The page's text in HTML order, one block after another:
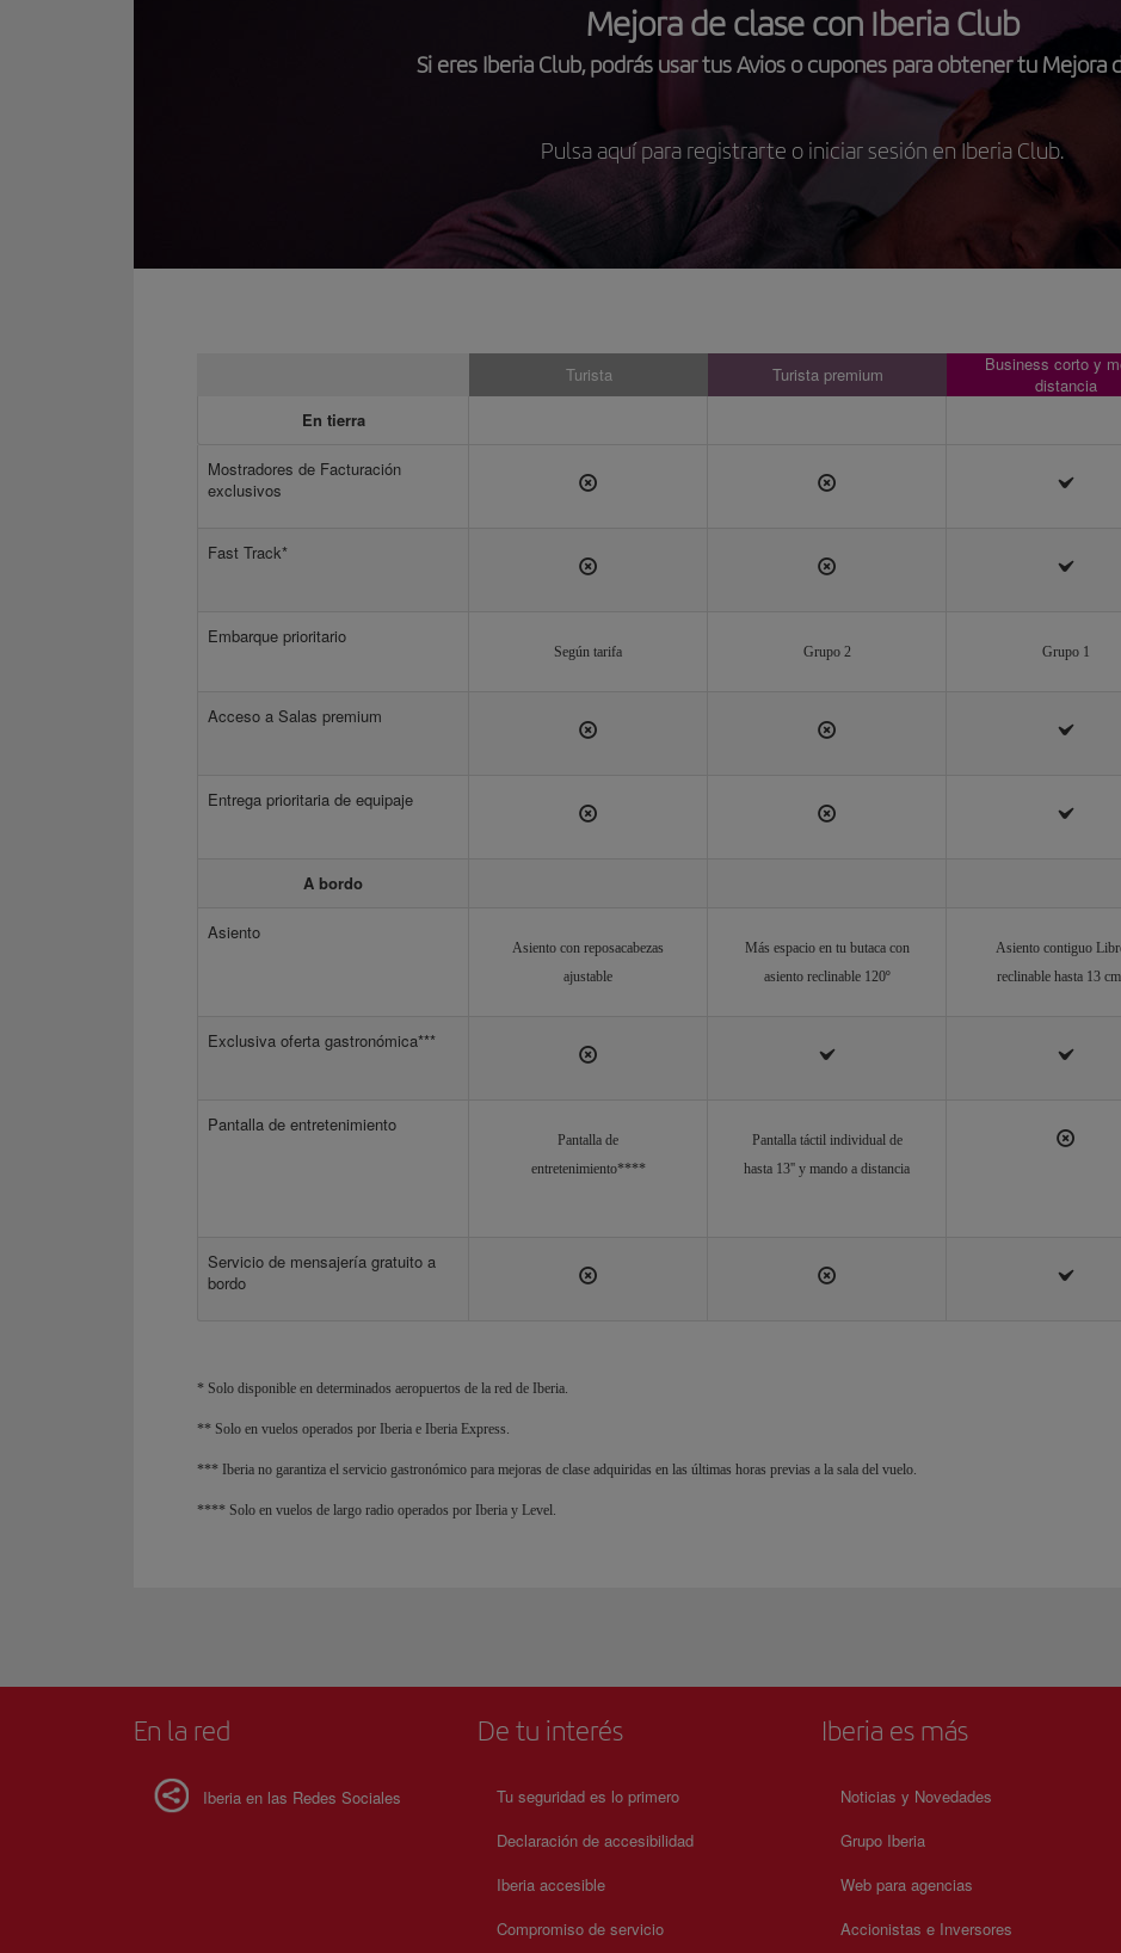
Mejora de clase con Iberia Club
Si eres Iberia Club, podrás usar tus Avios o cupones para obtener tu Mejora
Pulsa aquí para registrarte o iniciar sesión en Iberia Club.
Turista Turista premium
Business corto y
distancia
En tierra
Mostradores de Facturación
exclusivos
Fast Track*
Embarque prioritario
Según tarifa Grupo 2 Grupo 1
Acceso a Salas premium
Entrega prioritaria de equipaje
A bordo
Asiento
Asiento con reposacabezas
ajustable
Más espacio en tu butaca con
asiento reclinable 120º
Asiento contiguo
reclinable hasta 13
Exclusiva oferta gastronómica***
Pantalla de entretenimiento
Pantalla de
entretenimiento****
Pantalla táctil individual de
hasta 13'' y mando a distancia
Servicio de mensajería gratuito a
bordo
* Solo disponible en determinados aeropuertos de la red de Iberia.
** Solo en vuelos operados por Iberia e Iberia Express.
*** Iberia no garantiza el servicio gastronómico para mejoras de clase adquiridas en las últimas horas previas a la sala del vuelo.
**** Solo en vuelos de largo radio operados por Iberia y Level.
En la red
Iberia en las Redes Sociales
De tu interés
Tu seguridad es lo primero
Declaración de accesibilidad
Iberia accesible
Compromiso de servicio
Iberia es más
Noticias y Novedades
Grupo Iberia
Web para agencias
Accionistas e Inversores